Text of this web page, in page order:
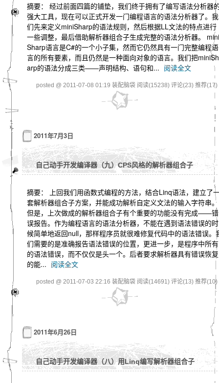
摘要： 经过前面四篇的铺垫，我们终于拥有了编写语法分析器
强大工具，现在可以正式开发一门编程语言的语法分析器了。我
们先来定义miniSharp的语法规则，然后根据LL文法的特点进行
一些调整，最后借助解析器组合子生成完整的语法分析器。 mini
Sharp语言是C#的一个小子集，然而它仍然具有一门完整编程语
言的所有要素，而且仍然是一种面向对象的语言。我们把miniSh
arp的语法分成三类——声明结构、语句和... 阅读全文
posted @ 2011-07-08 01:19 装配脑袋 阅读(15238) 评论(23) 推荐(17)
2011年7月3日
自己动手开发编译器（九）CPS风格的解析器组合子
摘要： 上回我们用函数式编程的方法，结合Linq语法，建立了
套解析器组合子方案，并能成功解析自定义文法的输入字符串。
但是，上次做成的解析器组合子有个重要的功能没有完成——错
误报告。作为编程语言的语法分析器，不能在遇到语法错误的时
候简单地返回null，那样程序员就很难修复代码中的语法错误。
们需要的是准确报告语法错误的位置，更进一步，是程序中所有
的语法错误，而不仅仅是头一个。后者要求解析器具有错误恢复
的能... 阅读全文
posted @ 2011-07-03 22:16 装配脑袋 阅读(14691) 评论(13) 推荐(10)
2011年6月26日
自己动手开发编译器（八）用Linq编写解析器组合子